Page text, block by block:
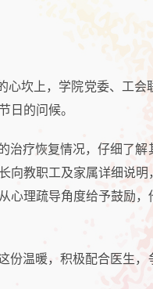
坎上，学院党委、工
日的问候。
疗恢复情况，仔细了
教职工及家属详细说明
理疏导角度给予鼓励
温暖，积极配合医生